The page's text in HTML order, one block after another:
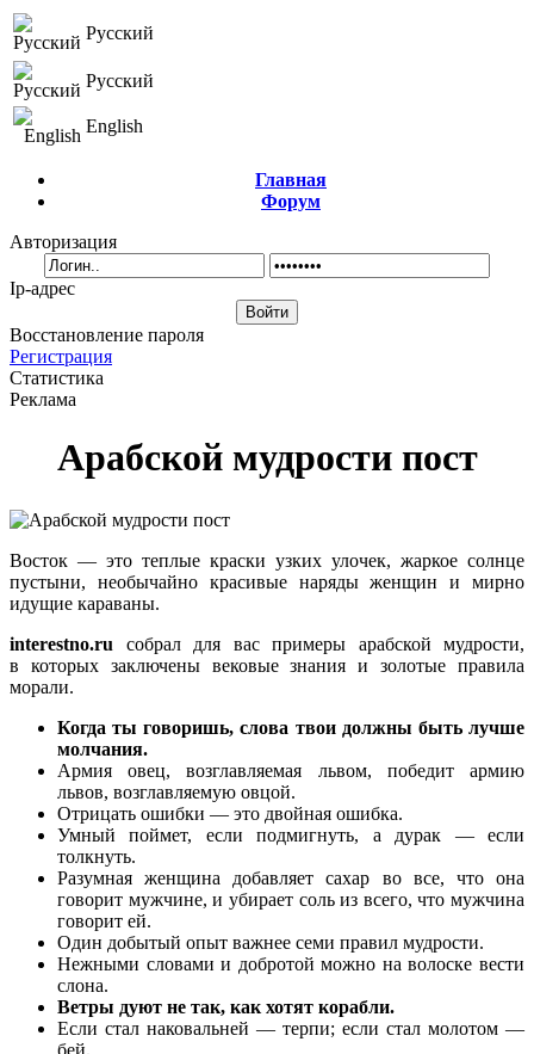
Русский
Русский
English
Главная
Форум
Авторизация
Ip-адрес
Восстановление пароля
Регистрация
Статистика
Реклама
Арабской мудрости пост
Восток — это теплые краски узких улочек, жаркое солнце
пустыни, необычайно красивые наряды женщин и мирно
идущие караваны.
interestno.ru собрал для вас примеры арабской мудрости,
в которых заключены вековые знания и золотые правила
морали.
Когда ты говоришь, слова твои должны быть лучше
молчания.
Армия овец, возглавляемая львом, победит армию
львов, возглавляемую овцой.
Отрицать ошибки — это двойная ошибка.
Умный поймет, если подмигнуть, а дурак — если
толкнуть.
Разумная женщина добавляет сахар во все, что она
говорит мужчине, и убирает соль из всего, что мужчина
говорит ей.
Один добытый опыт важнее семи правил мудрости.
Нежными словами и добротой можно на волоске вести
слона.
Ветры дуют не так, как хотят корабли.
Если стал наковальней — терпи; если стал молотом —
бей.